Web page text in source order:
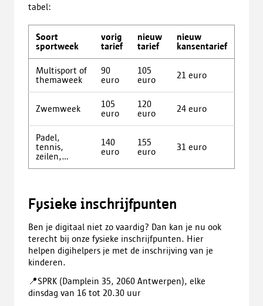
tabel:
Soort
sportweek
vorig
tarief
nieuw
tarief
nieuw
kansentarief
Multisport of
themaweek
90
euro
105
euro
21 euro
Zwemweek
105
euro
120
euro
24 euro
Padel,
tennis,
zeilen,...
140
euro
155
euro
31 euro
Fysieke inschrijfpunten
Ben je digitaal niet zo vaardig? Dan kan je nu ook
terecht bij onze fysieke inschrijfpunten. Hier
helpen digihelpers je met de inschrijving van je
kinderen.
📍SPRK (Damplein 35, 2060 Antwerpen), elke
dinsdag van 16 tot 20.30 uur